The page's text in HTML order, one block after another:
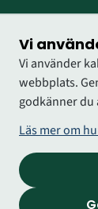
Vi
Vi använder
webbplats.
godkänner du
Läs mer om